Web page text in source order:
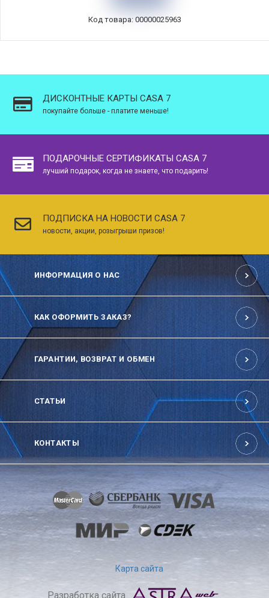
Код товара: 00000025963
ДИСКОНТНЫЕ КАРТЫ CASA 7
покупайте больше - платите меньше!
ПОДАРОЧНЫЕ СЕРТИФИКАТЫ CASA 7
лучший подарок, когда не знаете, что подарить!
ПОДПИСКА НА НОВОСТИ CASA 7
новости, акции, розыгрыши призов!
ИНФОРМАЦИЯ О НАС
КАК ОФОРМИТЬ ЗАКАЗ?
ГАРАНТИИ, ВОЗВРАТ И ОБМЕН
СТАТЬИ
КОНТАКТЫ
Карта сайта
Разработка сайта